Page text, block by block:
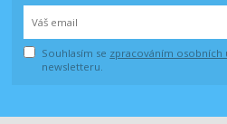
Souhlasím se zpracováním osobních
newsletteru.